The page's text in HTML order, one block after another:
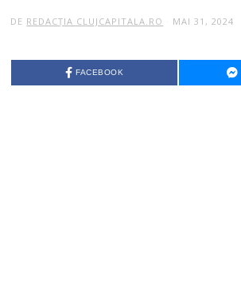
DE REDACȚIA CLUJCAPITALA.RO MAI 31, 2024
FACEBOOK